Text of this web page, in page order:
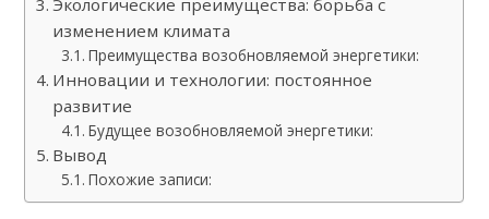
Экологические преимущества: борьба с
изменением климата
Преимущества возобновляемой энергетики:
Инновации и технологии: постоянное
развитие
Будущее возобновляемой энергетики:
Вывод
Похожие записи: